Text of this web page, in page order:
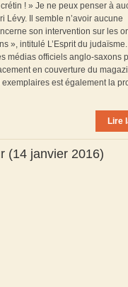
! » Je ne peux penser à
Il semble n’avoir aucune
son intervention sur les
», intitulé L’Esprit du
médias officiels anglo-saxons
en couverture du
est également la
Lire
(14 janvier 2016)